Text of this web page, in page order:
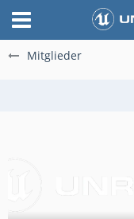
Mitglieder